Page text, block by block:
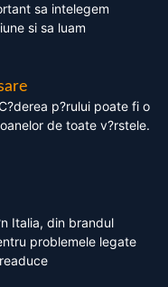
sa intelegem
si sa luam
p?rului poate fi o
de toate v?rstele.
Italia, din brandul
problemele legate